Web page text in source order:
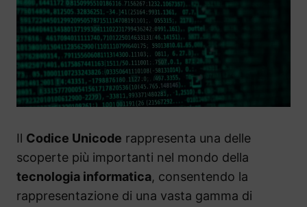
Il Codice Unicode rappresenta una delle
scoperte più importanti nel mondo della
tecnologia informatica, consentendo la
rappresentazione di una vasta gamma di